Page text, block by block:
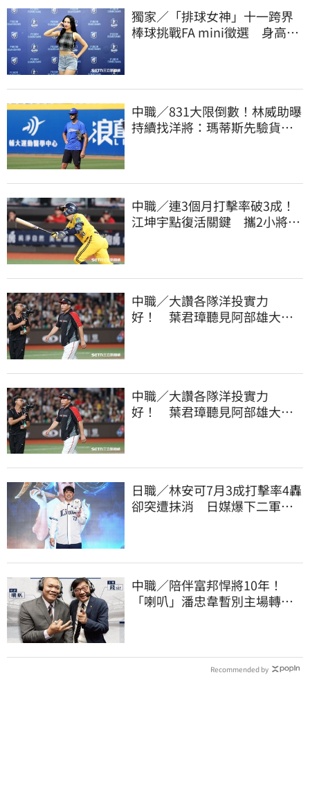
獨家／「排球女神」十一跨界
棒球挑戰FA mini徵選 身高
中職／831大限倒數！林威助曝
持續找洋將：瑪蒂斯先驗貨、
中職／連3個月打擊率破3成！
江坤宇點復活關鍵 攜2小將赴
中職／大讚各隊洋投實力
好！ 葉君璋聽見阿部雄大被
中職／大讚各隊洋投實力
好！ 葉君璋聽見阿部雄大被
日職／林安可7月3成打擊率4轟
卻突遭抹消 日媒爆下二軍背
中職／陪伴富邦悍將10年！
「喇叭」潘忠韋暫別主場轉
Recommended by